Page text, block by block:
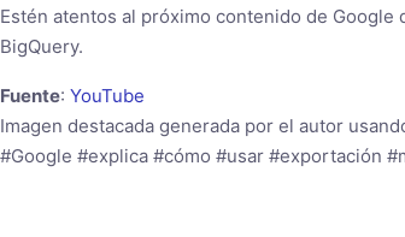
Estén atentos al próximo contenido de
BigQuery.
Fuente: YouTube
Imagen destacada generada por el autor
#Google #explica #cómo #usar #exportación